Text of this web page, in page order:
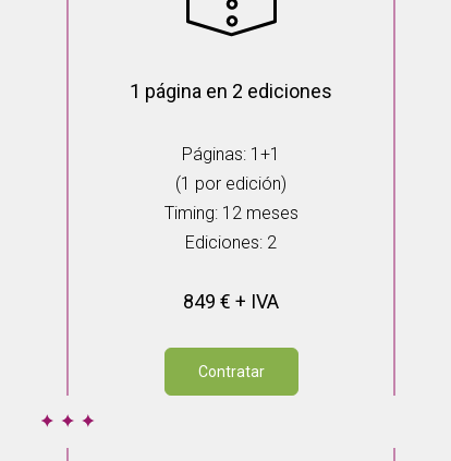
1 página en 2 ediciones
Páginas: 1+1
(1 por edición)
Timing: 12 meses
Ediciones: 2
849 € + IVA
Contratar